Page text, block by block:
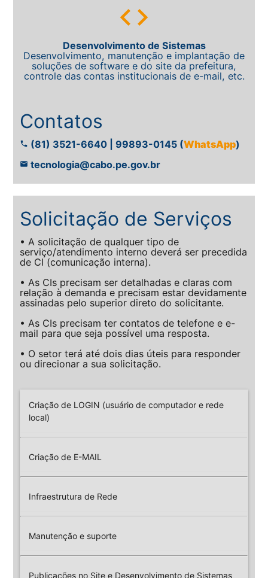
code
Desenvolvimento de Sistemas
Desenvolvimento, manutenção e implantação de
soluções de software e do site da prefeitura,
controle das contas institucionais de e-mail, etc.
Contatos
phone (81) 3521-6640 | 99893-0145 (WhatsApp)
email tecnologia@cabo.pe.gov.br
Solicitação de Serviços
• A solicitação de qualquer tipo de
serviço/atendimento interno deverá ser precedida
de CI (comunicação interna).
• As CIs precisam ser detalhadas e claras com
relação à demanda e precisam estar devidamente
assinadas pelo superior direto do solicitante.
• As CIs precisam ter contatos de telefone e e-
mail para que seja possível uma resposta.
• O setor terá até dois dias úteis para responder
ou direcionar a sua solicitação.
Criação de LOGIN (usuário de computador e rede
local)
Criação de E-MAIL
Infraestrutura de Rede
Manutenção e suporte
Publicações no Site e Desenvolvimento de Sistemas